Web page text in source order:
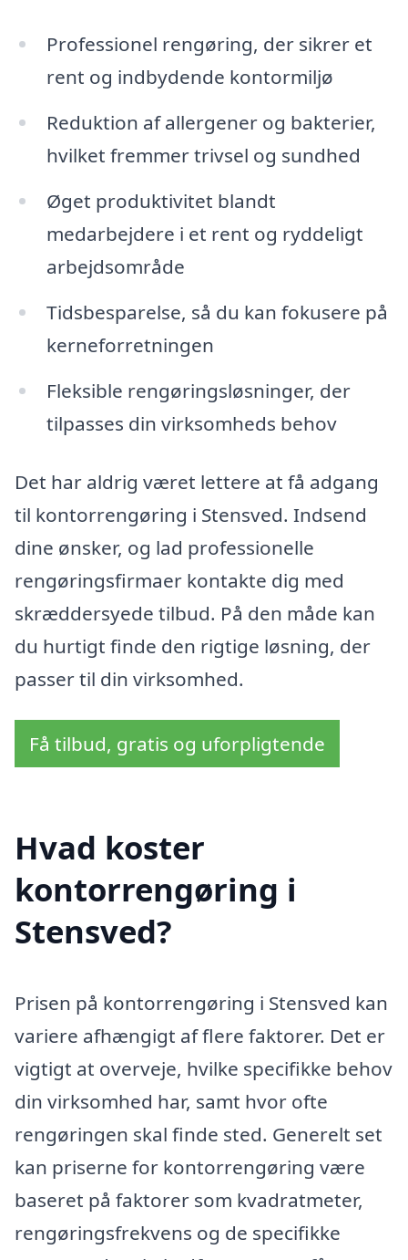
Professionel rengøring, der sikrer et
rent og indbydende kontormiljø
Reduktion af allergener og bakterier,
hvilket fremmer trivsel og sundhed
Øget produktivitet blandt
medarbejdere i et rent og ryddeligt
arbejdsområde
Tidsbesparelse, så du kan fokusere på
kerneforretningen
Fleksible rengøringsløsninger, der
tilpasses din virksomheds behov
Det har aldrig været lettere at få adgang
til kontorrengøring i Stensved. Indsend
dine ønsker, og lad professionelle
rengøringsfirmaer kontakte dig med
skræddersyede tilbud. På den måde kan
du hurtigt finde den rigtige løsning, der
passer til din virksomhed.
Få tilbud, gratis og uforpligtende
Hvad koster
kontorrengøring i
Stensved?
Prisen på kontorrengøring i Stensved kan
variere afhængigt af flere faktorer. Det er
vigtigt at overveje, hvilke specifikke behov
din virksomhed har, samt hvor ofte
rengøringen skal finde sted. Generelt set
kan priserne for kontorrengøring være
baseret på faktorer som kvadratmeter,
rengøringsfrekvens og de specifikke